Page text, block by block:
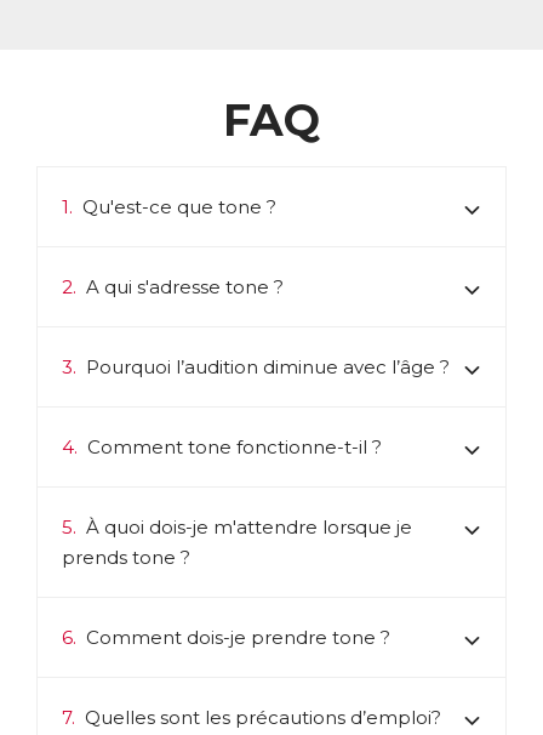
FAQ
1. Qu'est-ce que tone ?
2. A qui s'adresse tone ?
3. Pourquoi l’audition diminue avec l’âge ?
4. Comment tone fonctionne-t-il ?
5. À quoi dois-je m'attendre lorsque je
prends tone ?
6. Comment dois-je prendre tone ?
7. Quelles sont les précautions d’emploi?